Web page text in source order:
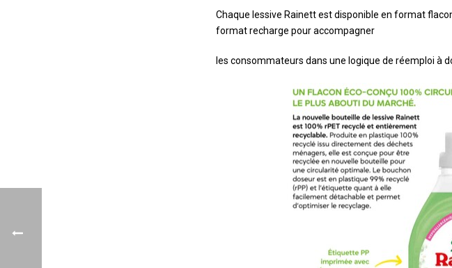
Chaque lessive Rainett est disponible en format
format recharge pour accompagner
les consommateurs dans une logique de réemploi à